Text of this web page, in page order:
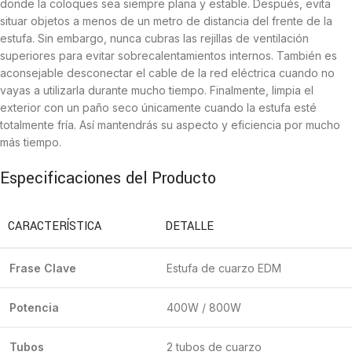
donde la coloques sea siempre plana y estable. Después, evita
situar objetos a menos de un metro de distancia del frente de la
estufa. Sin embargo, nunca cubras las rejillas de ventilación
superiores para evitar sobrecalentamientos internos. También es
aconsejable desconectar el cable de la red eléctrica cuando no
vayas a utilizarla durante mucho tiempo. Finalmente, limpia el
exterior con un paño seco únicamente cuando la estufa esté
totalmente fría. Así mantendrás su aspecto y eficiencia por mucho
más tiempo.
Especificaciones del Producto
CARACTERÍSTICA DETALLE
Frase Clave Estufa de cuarzo EDM
Potencia 400W / 800W
Tubos 2 tubos de cuarzo